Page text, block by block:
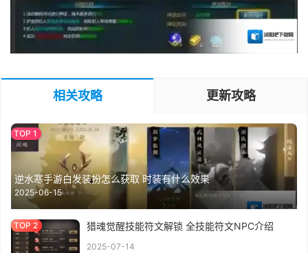
相关攻略 更新攻略
逆水寒手游白发装扮怎么获取 时装有什么效果
2025-06-15
猎魂觉醒技能符文解锁 全技能符文NPC介绍
2025-07-14